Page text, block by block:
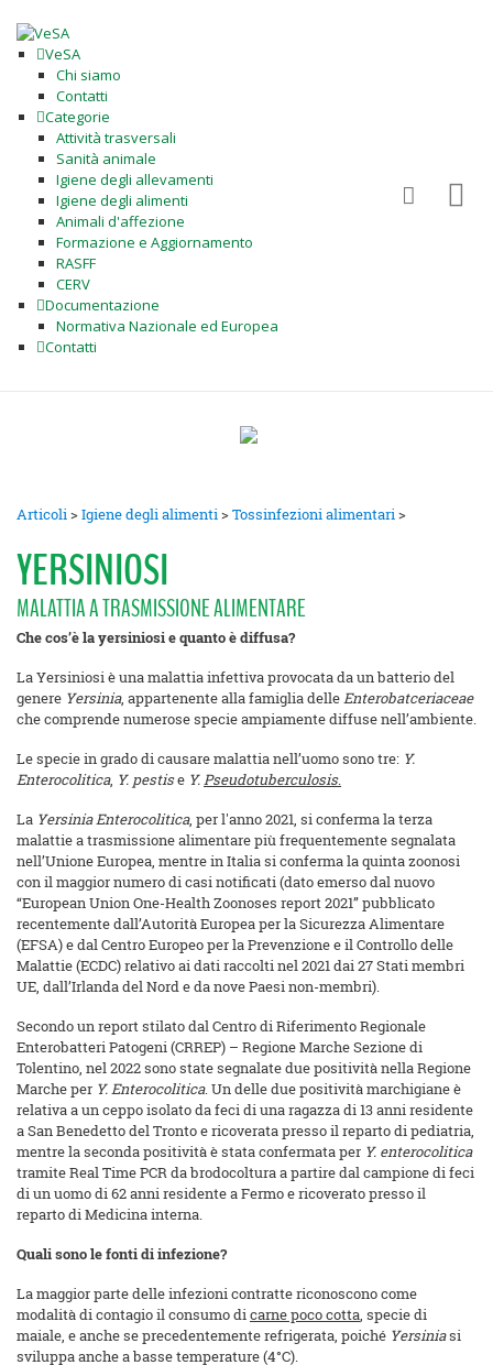
VeSA
Chi siamo
Contatti
Categorie
Attività trasversali
Sanità animale
Igiene degli allevamenti
Igiene degli alimenti
Animali d'affezione
Formazione e Aggiornamento
RASFF
CERV
Documentazione
Normativa Nazionale ed Europea
Contatti
Articoli>Igiene degli alimenti>Tossinfezioni alimentari>
YERSINIOSI
MALATTIA A TRASMISSIONE ALIMENTARE
Che cos’è la yersiniosi e quanto è diffusa?
La Yersiniosi è una malattia infettiva provocata da un batterio del
genere Yersinia, appartenente alla famiglia delleEnterobatceriaceae
che comprende numerose specie ampiamente diffuse nell’ambiente.
Le specie in grado di causare malattia nell’uomo sono tre: Y.
Enterocolitica, Y. pestise Y.Pseudotuberculosis.
La Yersinia Enterocolitica, per l'anno 2021, si conferma la terza
malattie a trasmissione alimentare più frequentemente segnalata
nell’Unione Europea, mentre in Italia si conferma la quinta zoonosi
con il maggior numero di casi notificati (dato emerso dal nuovo
“European Union One-Health Zoonoses report 2021” pubblicato
recentemente dall’Autorità Europea per la Sicurezza Alimentare
(EFSA) e dal Centro Europeo per la Prevenzione e il Controllo delle
Malattie (ECDC) relativo ai dati raccolti nel 2021 dai 27 Stati membri
UE, dall’Irlanda del Nord e da nove Paesi non-membri).
Secondo un report stilato dal Centro di Riferimento Regionale
Enterobatteri Patogeni (CRREP) – Regione Marche Sezione di
Tolentino, nel 2022 sono state segnalate due positività nella Regione
Marche per Y. Enterocolitica. Un delle due positività marchigiane è
relativa a un ceppo isolato da feci di una ragazza di 13 anni residente
a San Benedetto del Tronto e ricoverata presso il reparto di pediatria,
mentre la seconda positività è stata confermata per Y. enterocolitica
tramite Real Time PCR da brodocoltura a partire dal campione di feci
di un uomo di 62 anni residente a Fermo e ricoverato presso il
reparto di Medicina interna.
Quali sono le fonti di infezione?
La maggior parte delle infezioni contratte riconoscono come
modalità di contagio il consumo dicarne poco cotta, specie di
maiale, e anche se precedentemente refrigerata, poiché Yersiniasi
sviluppa anche a basse temperature (4°C).